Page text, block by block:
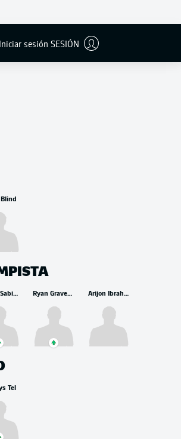
Iniciar sesión SESIÓN
Marcel Sabitzer Ryan Gravenberch Arijon Ibrahimović
Tel